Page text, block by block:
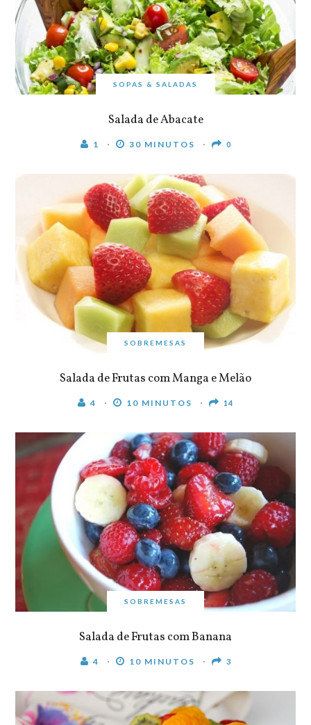
SOPAS & SALADAS
Salada de Abacate
1 30 MINUTOS 0
SOBREMESAS
Salada de Frutas com Manga e Melão
4 10 MINUTOS 14
SOBREMESAS
Salada de Frutas com Banana
4 10 MINUTOS 3